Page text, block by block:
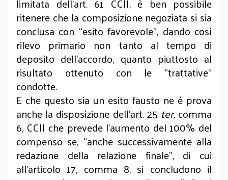
ritenere che la composizione negoziata si sia
conclusa con “esito favorevole”, dando così
rilevo primario non tanto al tempo di
deposito dell’accordo, quanto piuttosto al
risultato ottenuto con le “trattative”
condotte.
E che questo sia un esito fausto ne è prova
anche la disposizione dell’art. 25 ter,comma
6, CCII che prevede l’aumento del 100% del
compenso se, “anche successivamente alla
redazione della relazione finale”, di cui
all’articolo 17, comma 8, si concludono il